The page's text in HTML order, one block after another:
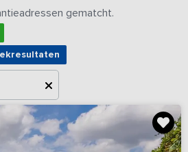
gematcht.